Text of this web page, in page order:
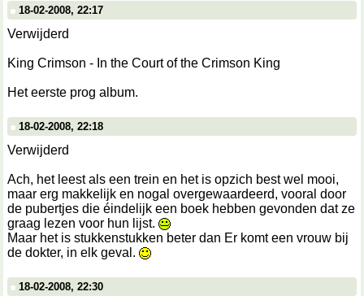
18-02-2008, 22:17
Verwijderd
King Crimson - In the Court of the Crimson King
Het eerste prog album.
18-02-2008, 22:18
Verwijderd
Ach, het leest als een trein en het is opzich best wel mooi,
maar erg makkelijk en nogal overgewaardeerd, vooral door
de pubertjes die éindelijk een boek hebben gevonden dat ze
graag lezen voor hun lijst.
Maar het is stukkenstukken beter dan Er komt een vrouw bij
de dokter, in elk geval.
18-02-2008, 22:30